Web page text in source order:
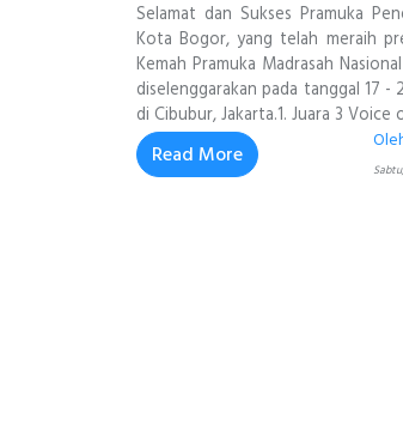
Selamat dan Sukses Pramuka
Kota Bogor, yang telah meraih
Kemah Pramuka Madrasah
diselenggarakan pada tanggal 17 -
di Cibubur, Jakarta.1. Juara 3 Voice
Read More